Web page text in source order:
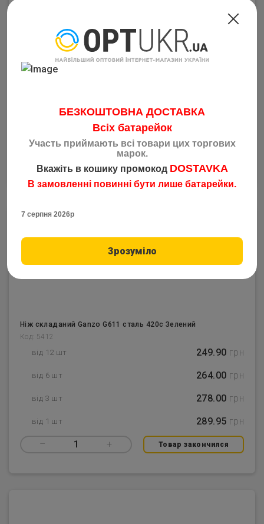
Газовий балончик Терен-4 Аерозольний 100мл
від 50 шт
від 10 шт 158.65
Ніж складаний Ganzo G611 сталь 420с Зелений
Код: 5412
від 12 шт 249.90 грн
від 6 шт 264.00 грн
від 3 шт 278.00 грн
від 1 шт 289.95 грн
– 1 + Товар закончился
БЕЗКОШТОВНА ДОСТАВКА
Всіх батарейок
Участь приймають всі товари цих торгових
марок.
Вкажіть в кошику промокод DOSTAVKA
В замовленні повинні бути лише батарейки.
7 серпня 2026р
Зрозуміло